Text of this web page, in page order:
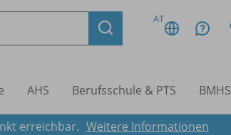
AT
AHS Berufsschule & PTS BMHS
erreichbar. Weitere Informationen